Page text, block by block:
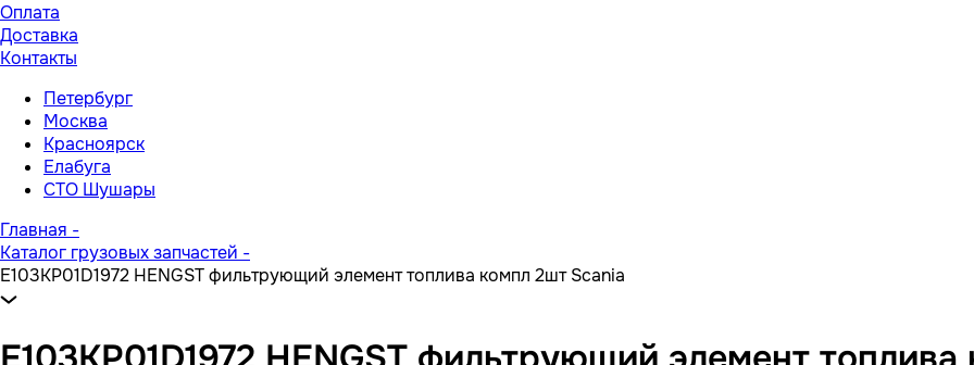
Оплата
Доставка
Контакты
Петербург
Москва
Красноярск
Елабуга
СТО Шушары
Главная -
Каталог грузовых запчастей -
E103KP01D1972 HENGST фильтрующий элемент топлива компл 2шт Scania